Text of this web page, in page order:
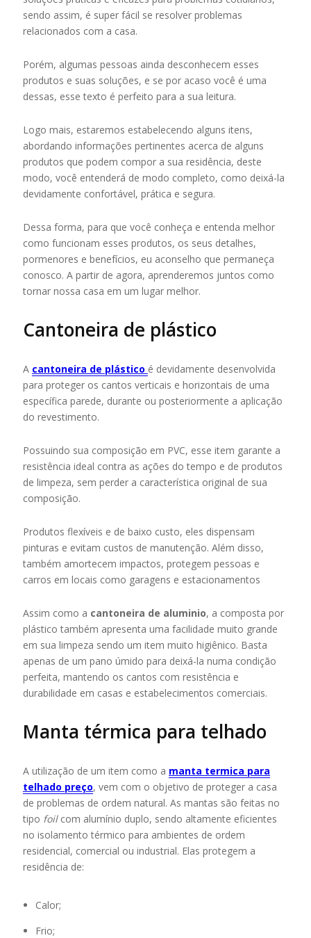
sendo assim, é super fácil se resolver problemas
relacionados com a casa.
Porém, algumas pessoas ainda desconhecem esses
produtos e suas soluções, e se por acaso você é uma
dessas, esse texto é perfeito para a sua leitura.
Logo mais, estaremos estabelecendo alguns itens,
abordando informações pertinentes acerca de alguns
produtos que podem compor a sua residência, deste
modo, você entenderá de modo completo, como deixá-la
devidamente confortável, prática e segura.
Dessa forma, para que você conheça e entenda melhor
como funcionam esses produtos, os seus detalhes,
pormenores e benefícios, eu aconselho que permaneça
conosco. A partir de agora, aprenderemos juntos como
tornar nossa casa em um lugar melhor.
Cantoneira de plástico
A cantoneira de plástico é devidamente desenvolvida
para proteger os cantos verticais e horizontais de uma
específica parede, durante ou posteriormente a aplicação
do revestimento.
Possuindo sua composição em PVC, esse item garante a
resistência ideal contra as ações do tempo e de produtos
de limpeza, sem perder a característica original de sua
composição.
Produtos flexíveis e de baixo custo, eles dispensam
pinturas e evitam custos de manutenção. Além disso,
também amortecem impactos, protegem pessoas e
carros em locais como garagens e estacionamentos
Assim como a cantoneira de aluminio, a composta por
plástico também apresenta uma facilidade muito grande
em sua limpeza sendo um item muito higiênico. Basta
apenas de um pano úmido para deixá-la numa condição
perfeita, mantendo os cantos com resistência e
durabilidade em casas e estabelecimentos comerciais.
Manta térmica para telhado
A utilização de um item como a manta termica para
telhado preço, vem com o objetivo de proteger a casa
de problemas de ordem natural. As mantas são feitas no
tipo foilcom alumínio duplo, sendo altamente eficientes
no isolamento térmico para ambientes de ordem
residencial, comercial ou industrial. Elas protegem a
residência de:
Calor;
Frio;